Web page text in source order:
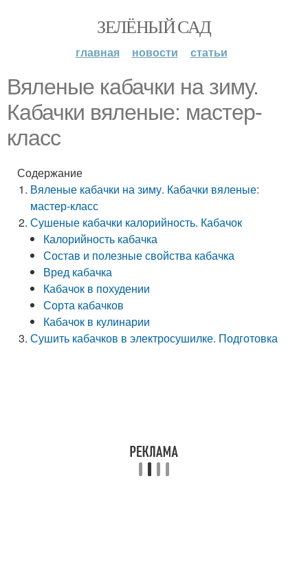
ЗЕЛЁНЫЙ САД
главная новости статьи
Вяленые кабачки на зиму.
Кабачки вяленые: мастер-
класс
Содержание
Вяленые кабачки на зиму. Кабачки вяленые:
мастер-класс
Сушеные кабачки калорийность. Кабачок
Калорийность кабачка
Состав и полезные свойства кабачка
Вред кабачка
Кабачок в похудении
Сорта кабачков
Кабачок в кулинарии
Сушить кабачков в электросушилке. Подготовка